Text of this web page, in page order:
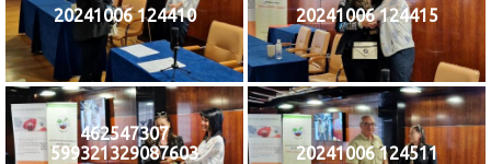
20241006 124410 20241006 124415
462547307
599321329087603
20241006 124511